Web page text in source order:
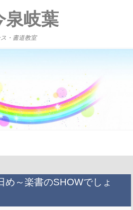
泉岐葉
・書道教室
～楽書のSHOWでしょ